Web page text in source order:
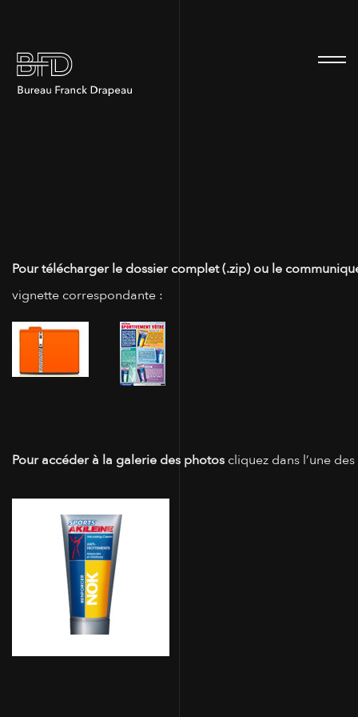
Pour télécharger le dossier complet (.zip) ou le
vignette correspondante :
Pour accéder à la galerie des photos cliquez dans l’une